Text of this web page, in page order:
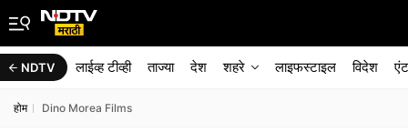
NDTV लाईव्ह टीव्ही ताज्या देश शहरे लाइफस्टाइल विदेश
होम Dino Morea Films